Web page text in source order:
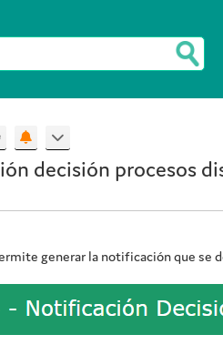
decisión procesos
generar la notificación que se